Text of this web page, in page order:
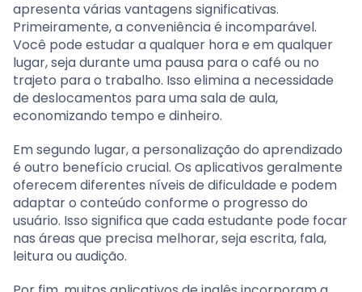
apresenta várias vantagens significativas.
Primeiramente, a conveniência é incomparável.
Você pode estudar a qualquer hora e em qualquer
lugar, seja durante uma pausa para o café ou no
trajeto para o trabalho. Isso elimina a necessidade
de deslocamentos para uma sala de aula,
economizando tempo e dinheiro.
Em segundo lugar, a personalização do aprendizado
é outro benefício crucial. Os aplicativos geralmente
oferecem diferentes níveis de dificuldade e podem
adaptar o conteúdo conforme o progresso do
usuário. Isso significa que cada estudante pode focar
nas áreas que precisa melhorar, seja escrita, fala,
leitura ou audição.